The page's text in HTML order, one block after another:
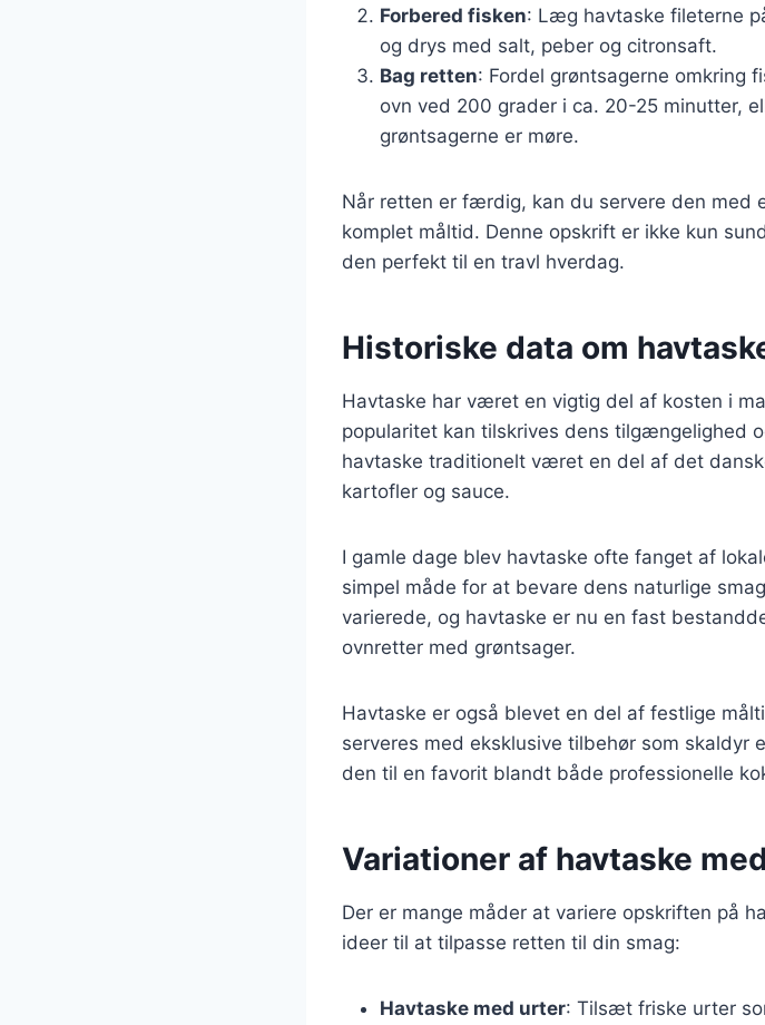
Forbered fisken: Læg havtaske fileterne
og drys med salt, peber og citronsaft.
Bag retten: Fordel grøntsagerne omkring
ovn ved 200 grader i ca. 20-25 minutter,
grøntsagerne er møre.
Når retten er færdig, kan du servere den med
komplet måltid. Denne opskrift er ikke kun
den perfekt til en travl hverdag.
Historiske data om
Havtaske har været en vigtig del af kosten i
popularitet kan tilskrives dens tilgængelighed
havtaske traditionelt været en del af det
kartofler og sauce.
I gamle dage blev havtaske ofte fanget af
simpel måde for at bevare dens naturlige
varierede, og havtaske er nu en fast
ovnretter med grøntsager.
Havtaske er også blevet en del af festlige
serveres med eksklusive tilbehør som skaldyr
den til en favorit blandt både professionelle
Variationer af havtaske
Der er mange måder at variere opskriften på
ideer til at tilpasse retten til din smag:
Havtaske med urter: Tilsæt friske urter